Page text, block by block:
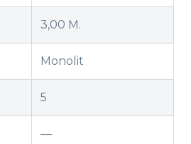
3,00 M.
Monolit
5
—